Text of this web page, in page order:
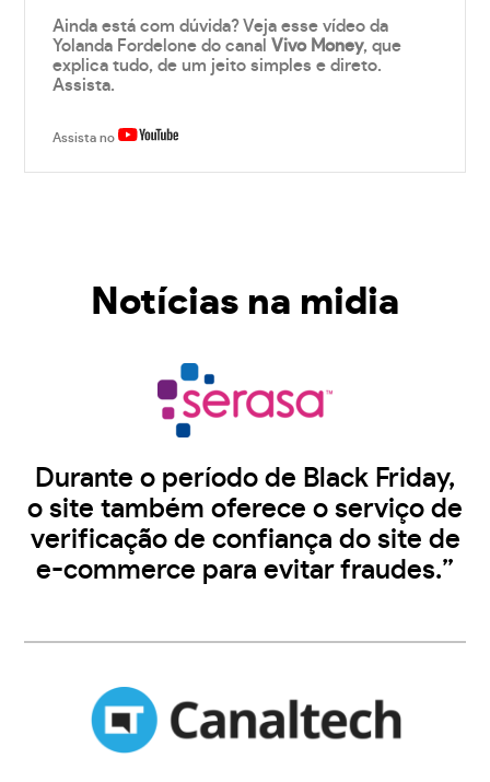
Ainda está com dúvida? Veja esse vídeo da
Yolanda Fordelone do canalVivo Money, que
explica tudo, de um jeito simples e direto.
Assista.
Assista no
Notícias na midia
Durante o período de Black Friday,
o site também oferece o serviço de
verificação de confiança do site de
e-commerce para evitar fraudes.”